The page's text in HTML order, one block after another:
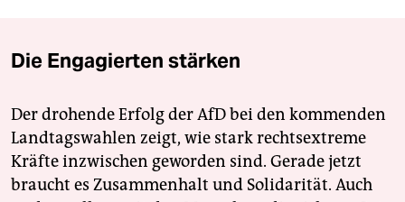
Die Engagierten stärken
Der drohende Erfolg der AfD bei den kommenden
Landtagswahlen zeigt, wie stark rechtsextreme
Kräfte inzwischen geworden sind. Gerade jetzt
braucht es Zusammenhalt und Solidarität. Auch